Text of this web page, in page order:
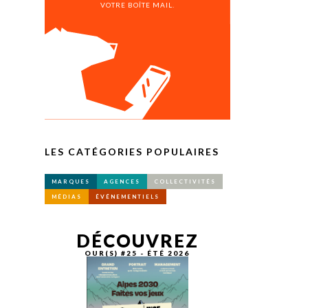
VOTRE BOÎTE MAIL.
LES CATÉGORIES POPULAIRES
MARQUES AGENCES COLLECTIVITÉS
MÉDIAS ÉVÉNEMENTIELS
DÉCOUVREZ
OUR(S) #25 - ÉTÉ 2026